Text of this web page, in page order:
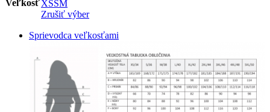
VeľkosťXSSM
Zrušiť výber
Sprievodca veľkosťami